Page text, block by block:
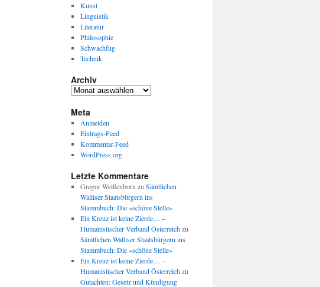
Kunst
Linguistik
Literatur
Philosophie
Schwachfug
Technik
Archiv
Archiv
Meta
Anmelden
Eintrags-Feed
Kommentar-Feed
WordPress.org
Letzte Kommentare
Gregor Weißenborn zu Sämtlichen
Walliser Staatsbürgern ins
Stammbuch: Die «schöne Stelle»
Ein Kreuz ist keine Zierde… –
Humanistischer Verband Österreichzu
Sämtlichen Walliser Staatsbürgern ins
Stammbuch: Die «schöne Stelle»
Ein Kreuz ist keine Zierde… –
Humanistischer Verband Österreichzu
Gutachten: Gesetz und Kündigung